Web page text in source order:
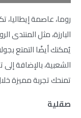
روما، عاصمة
البارزة، مثل
يُمكنك أيضًا التمتع
الشعبية، بالإضافة
تمنحك تجربة مميزة
صقلية